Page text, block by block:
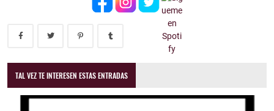
TAL VEZ TE INTERESEN ESTAS ENTRADAS